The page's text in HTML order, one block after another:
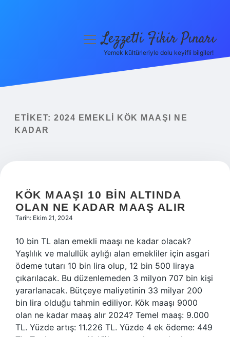
Yasal Uyarı
menüyüLezzetli Fikir Pınarı
Yemek kültürleriyle dolu keyifli bilgiler!
ETIKET: 2024 EMEKLI KÖK MAAŞI NE
KADAR
KÖK MAAŞI 10 BIN ALTINDA
OLAN NE KADAR MAAŞ ALIR
Tarih: Ekim 21, 2024
10 bin TL alan emekli maaşı ne kadar olacak?
Yaşlılık ve malullük aylığı alan emekliler için asgari
ödeme tutarı 10 bin lira olup, 12 bin 500 liraya
çıkarılacak. Bu düzenlemeden 3 milyon 707 bin kişi
yararlanacak. Bütçeye maliyetinin 33 milyar 200
bin lira olduğu tahmin ediliyor. Kök maaşı 9000
olan ne kadar maaş alır 2024? Temel maaş: 9.000
TL. Yüzde artış: 11.226 TL. Yüzde 4 ek ödeme: 449